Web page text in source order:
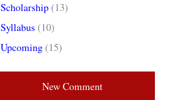
Scholarship (13)
Syllabus (10)
Upcoming (15)
New Comment